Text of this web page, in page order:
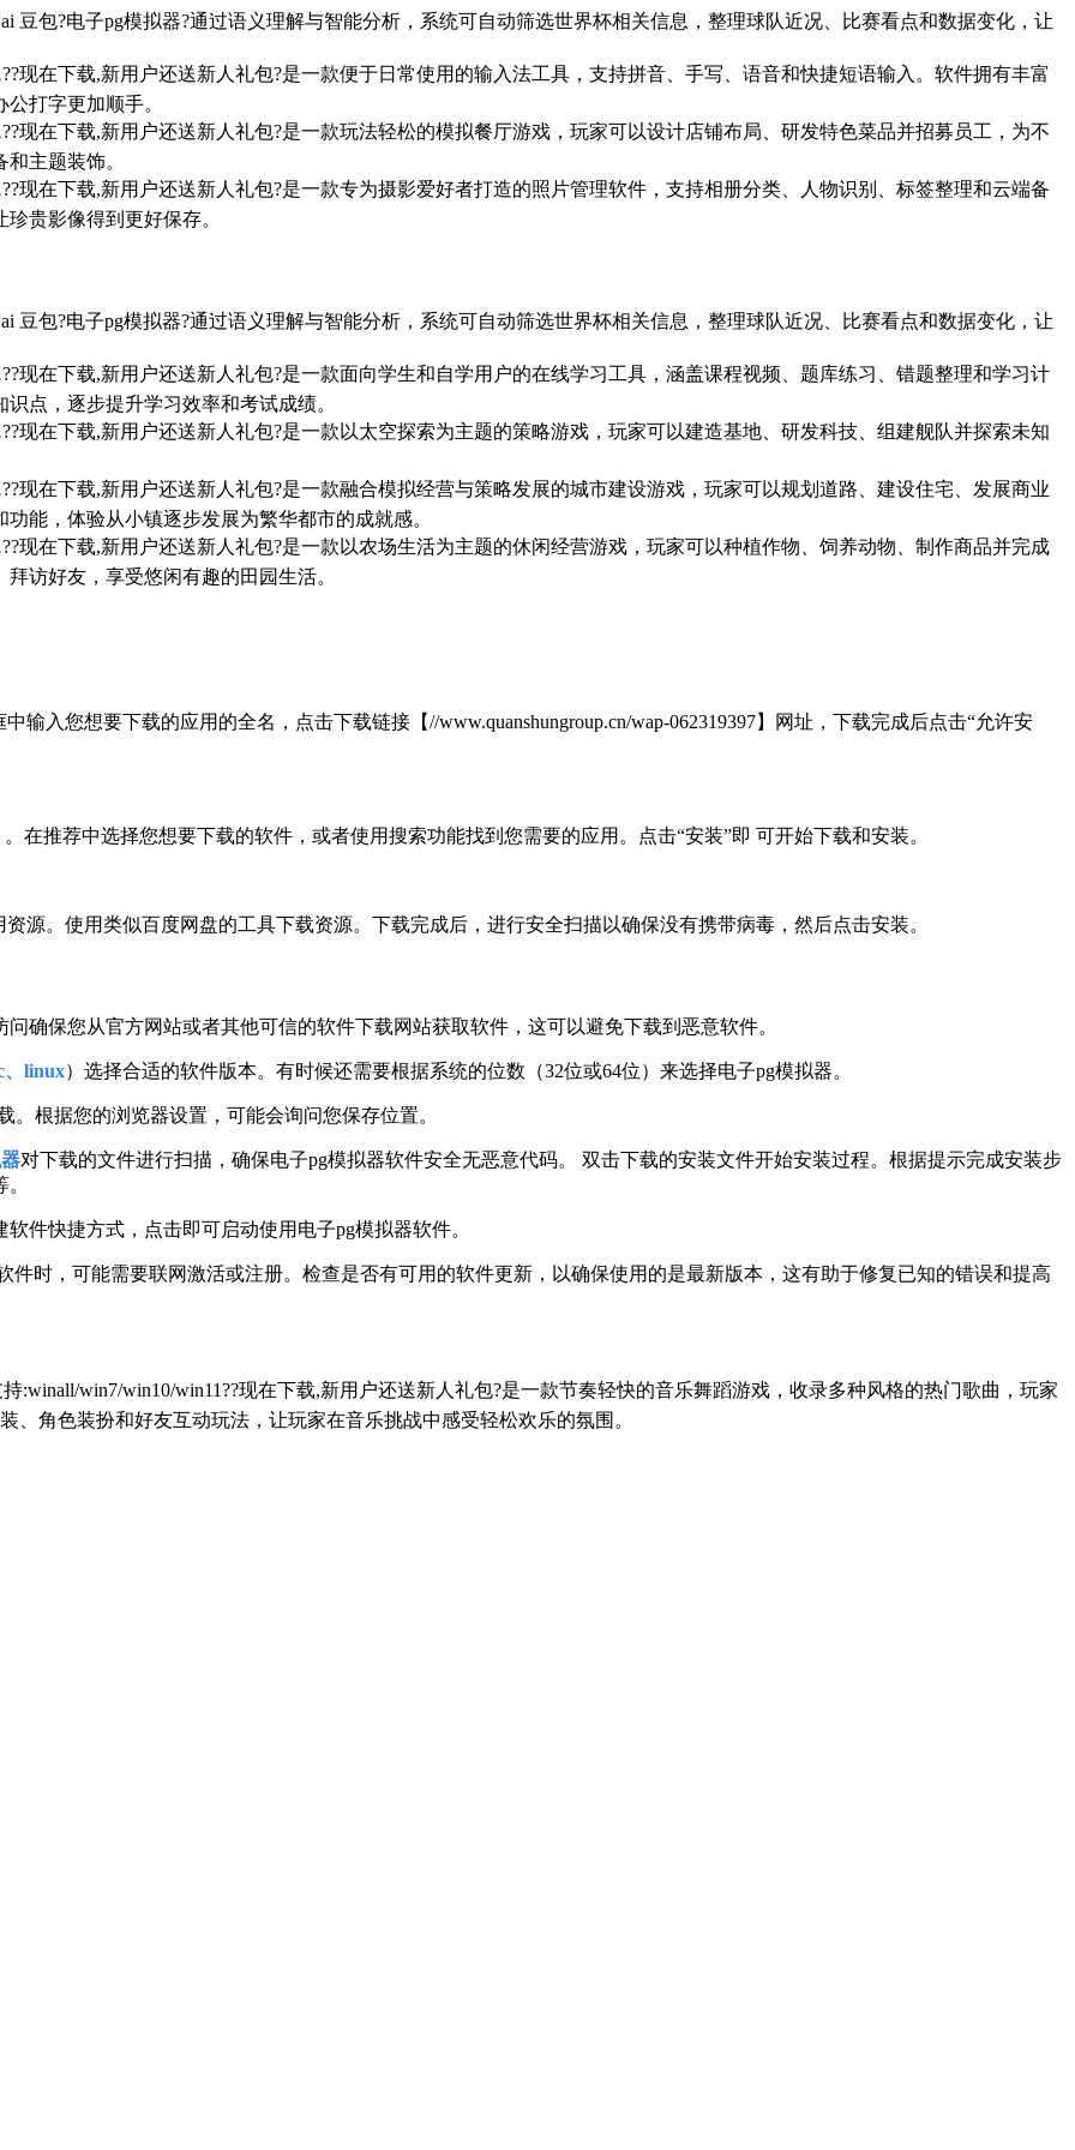
ai 豆包?电子pg模拟器?通过语义理解与智能分析，系统可自动筛选世界杯相关信息，整理球队近况、比赛看点和数据变化，让
现在下载,新用户还送新人礼包?是一款便于日常使用的输入法工具，支持拼音、手写、语音和快捷短语输入。软件拥有丰富
打字更加顺手。
现在下载,新用户还送新人礼包?是一款玩法轻松的模拟餐厅游戏，玩家可以设计店铺布局、研发特色菜品并招募员工，为不
主题装饰。
现在下载,新用户还送新人礼包?是一款专为摄影爱好者打造的照片管理软件，支持相册分类、人物识别、标签整理和云端备
贵影像得到更好保存。
ai 豆包?电子pg模拟器?通过语义理解与智能分析，系统可自动筛选世界杯相关信息，整理球队近况、比赛看点和数据变化，让
现在下载,新用户还送新人礼包?是一款面向学生和自学用户的在线学习工具，涵盖课程视频、题库练习、错题整理和学习计
点，逐步提升学习效率和考试成绩。
现在下载,新用户还送新人礼包?是一款以太空探索为主题的策略游戏，玩家可以建造基地、研发科技、组建舰队并探索未知
现在下载,新用户还送新人礼包?是一款融合模拟经营与策略发展的城市建设游戏，玩家可以规划道路、建设住宅、发展商业
能，体验从小镇逐步发展为繁华都市的成就感。
现在下载,新用户还送新人礼包?是一款以农场生活为主题的休闲经营游戏，玩家可以种植作物、饲养动物、制作商品并完成
访好友，享受悠闲有趣的田园生活。
输入您想要下载的应用的全名，点击下载链接【//www.quanshungroup.cn/wap-062319397】网址，下载完成后点击“允许安
在推荐中选择您想要下载的软件，或者使用搜索功能找到您需要的应用。点击“安装”即 可开始下载和安装。
源。使用类似百度网盘的工具下载资源。下载完成后，进行安全扫描以确保没有携带病毒，然后点击安装。
确保您从官方网站或者其他可信的软件下载网站获取软件，这可以避免下载到恶意软件。
、linux）选择合适的软件版本。有时候还需要根据系统的位数（32位或64位）来选择电子pg模拟器。
。根据您的浏览器设置，可能会询问您保存位置。
对下载的文件进行扫描，确保电子pg模拟器软件安全无恶意代码。 双击下载的安装文件开始安装过程。根据提示完成安装步
件快捷方式，点击即可启动使用电子pg模拟器软件。
时，可能需要联网激活或注册。检查是否有可用的软件更新，以确保使用的是最新版本，这有助于修复已知的错误和提高
:winall/win7/win10/win11??现在下载,新用户还送新人礼包?是一款节奏轻快的音乐舞蹈游戏，收录多种风格的热门歌曲，玩家
角色装扮和好友互动玩法，让玩家在音乐挑战中感受轻松欢乐的氛围。